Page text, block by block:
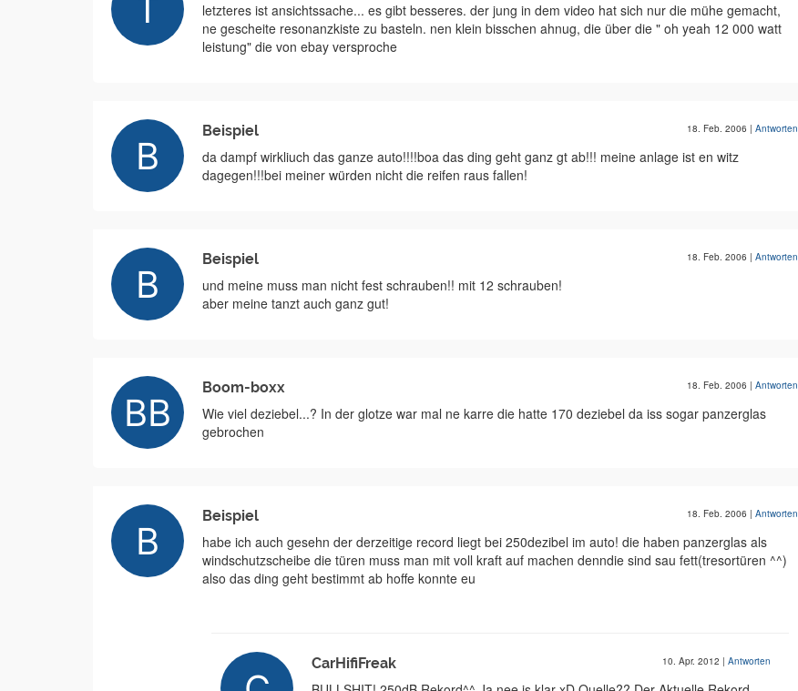
letzteres ist ansichtssache... es gibt besseres. der jung in dem video hat sich nur die mühe gemacht,
ne gescheite resonanzkiste zu basteln. nen klein bisschen ahnug, die über die " oh yeah 12 000 watt
leistung" die von ebay versproche
Beispiel 18. Feb. 2006 | Antworten
da dampf wirkliuch das ganze auto!!!!boa das ding geht ganz gt ab!!! meine anlage ist en witz
dagegen!!!bei meiner würden nicht die reifen raus fallen!
Beispiel 18. Feb. 2006 | Antworten
und meine muss man nicht fest schrauben!! mit 12 schrauben!
aber meine tanzt auch ganz gut!
Boom-boxx 18. Feb. 2006 | Antworten
Wie viel deziebel...? In der glotze war mal ne karre die hatte 170 deziebel da iss sogar panzerglas
gebrochen
Beispiel 18. Feb. 2006 | Antworten
habe ich auch gesehn der derzeitige record liegt bei 250dezibel im auto! die haben panzerglas als
windschutzscheibe die türen muss man mit voll kraft auf machen denndie sind sau fett(tresortüren ^^)
also das ding geht bestimmt ab hoffe konnte eu
CarHifiFreak 10. Apr. 2012 | Antworten